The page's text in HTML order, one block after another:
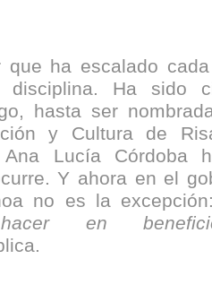
/ DOSQUEBRADAS /
que impactan a más de 20.000
MEDELLIN / En
límites de emisión de gases
/ Altas temperaturas
/ REPORTE
que ha escalado
disciplina. Ha sido
hasta ser
y Cultura de
Ana Lucía Córdoba
Y ahora en el
no es la
en